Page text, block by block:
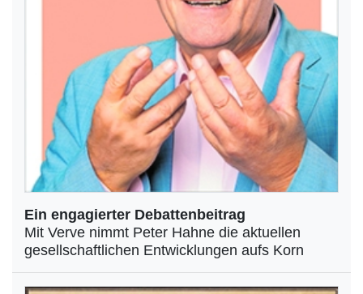
Ein engagierter Debattenbeitrag
Mit Verve nimmt Peter Hahne die aktuellen
gesellschaftlichen Entwicklungen aufs Korn